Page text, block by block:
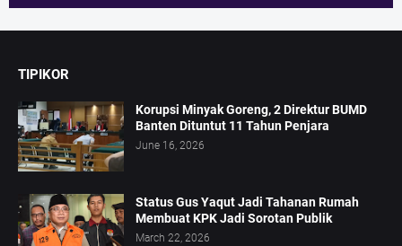
TIPIKOR
Korupsi Minyak Goreng, 2 Direktur BUMD
Banten Dituntut 11 Tahun Penjara
June 16, 2026
Status Gus Yaqut Jadi Tahanan Rumah
Membuat KPK Jadi Sorotan Publik
March 22, 2026